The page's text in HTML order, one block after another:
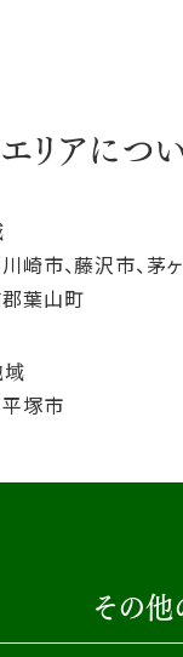
リアにつ
崎市、藤沢市、茅
郡葉山町
平塚市
その